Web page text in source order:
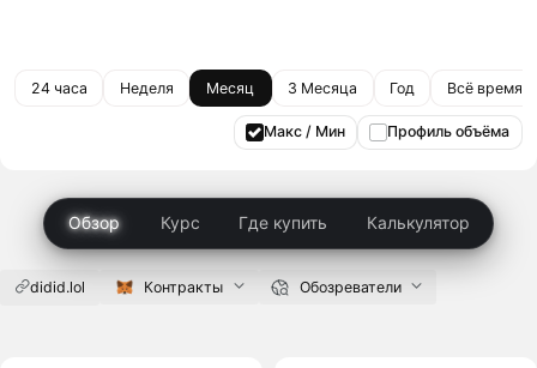
24 часа Неделя Месяц 3 Месяца Год Всё время
Макс / Мин Профиль объёма
Обзор Курс Где купить Калькулятор
didid.lol Контракты Обозреватели